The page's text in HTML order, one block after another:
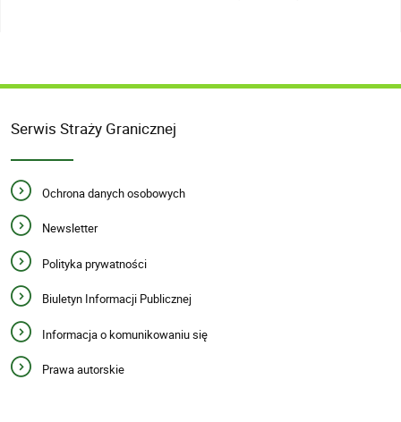
Serwis Straży Granicznej
Ochrona danych osobowych
Newsletter
Polityka prywatności
Biuletyn Informacji Publicznej
Informacja o komunikowaniu się
Prawa autorskie